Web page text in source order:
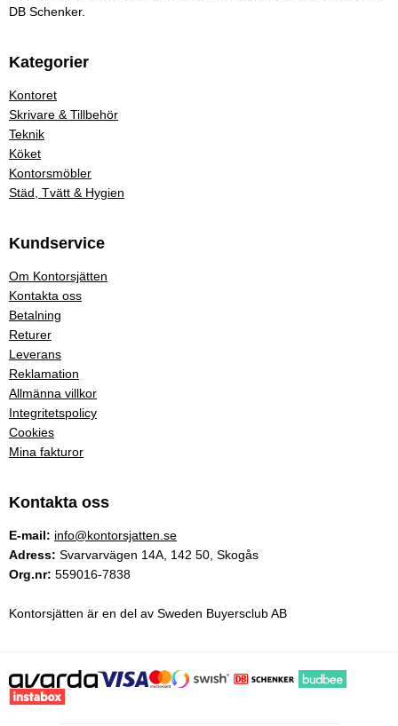
DB Schenker.
Kategorier
Kontoret
Skrivare & Tillbehör
Teknik
Köket
Kontorsmöbler
Städ, Tvätt & Hygien
Kundservice
Om Kontorsjätten
Kontakta oss
Betalning
Returer
Leverans
Reklamation
Allmänna villkor
Integritetspolicy
Cookies
Mina fakturor
Kontakta oss
E-mail: info@kontorsjatten.se
Adress: Svarvarvägen 14A, 142 50, Skogås
Org.nr: 559016-7838
Kontorsjätten är en del av Sweden Buyersclub AB